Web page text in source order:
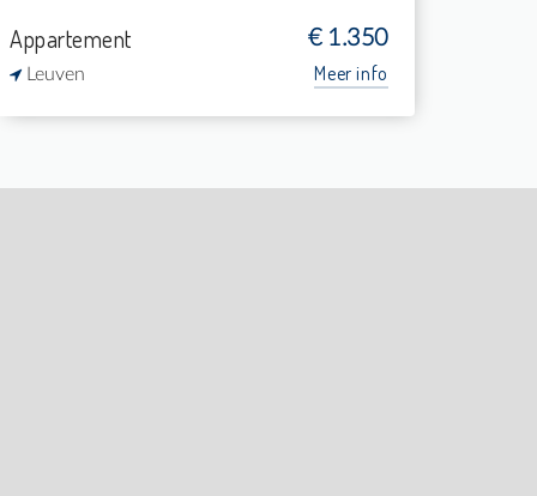
Appartement € 1.350
Leuven Meer info